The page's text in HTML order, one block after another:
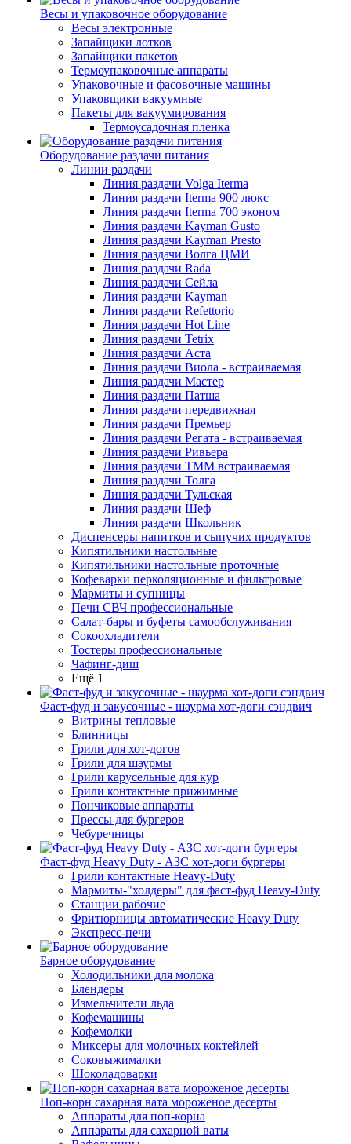
Весы и упаковочное оборудование
Весы электронные
Запайщики лотков
Запайщики пакетов
Термоупаковочные аппараты
Упаковочные и фасовочные машины
Упаковщики вакуумные
Пакеты для вакуумирования
Термоусадочная пленка
Оборудование раздачи питания
Линии раздачи
Линия раздачи Volga Iterma
Линия раздачи Iterma 900 люкс
Линия раздачи Iterma 700 эконом
Линия раздачи Kayman Gusto
Линия раздачи Kayman Presto
Линия раздачи Волга ЦМИ
Линия раздачи Rada
Линия раздачи Сейла
Линия раздачи Kayman
Линия раздачи Refettorio
Линия раздачи Hot Line
Линия раздачи Tetrix
Линия раздачи Аста
Линия раздачи Виола - встраиваемая
Линия раздачи Мастер
Линия раздачи Патша
Линия раздачи передвижная
Линия раздачи Премьер
Линия раздачи Регата - встраиваемая
Линия раздачи Ривьера
Линия раздачи ТММ встраиваемая
Линия раздачи Толга
Линия раздачи Тульская
Линия раздачи Шеф
Линия раздачи Школьник
Диспенсеры напитков и сыпучих продуктов
Кипятильники настольные
Кипятильники настольные проточные
Кофеварки перколяционные и фильтровые
Мармиты и супницы
Печи СВЧ профессиональные
Салат-бары и буфеты самообслуживания
Сокоохладители
Тостеры профессиональные
Чафинг-диш
Ещё 1
Фаст-фуд и закусочные - шаурма хот-доги сэндвич
Витрины тепловые
Блинницы
Грили для хот-догов
Грили для шаурмы
Грили карусельные для кур
Грили контактные прижимные
Пончиковые аппараты
Прессы для бургеров
Чебуречницы
Фаст-фуд Heavy Duty - АЗС хот-доги бургеры
Грили контактные Heavy-Duty
Мармиты-"холдеры" для фаст-фуд Heavy-Duty
Станции рабочие
Фритюрницы автоматические Heavy Duty
Экспресс-печи
Барное оборудование
Холодильники для молока
Блендеры
Измельчители льда
Кофемашины
Кофемолки
Миксеры для молочных коктейлей
Соковыжималки
Шоколадоварки
Поп-корн сахарная вата мороженое десерты
Аппараты для поп-корна
Аппараты для сахарной ваты